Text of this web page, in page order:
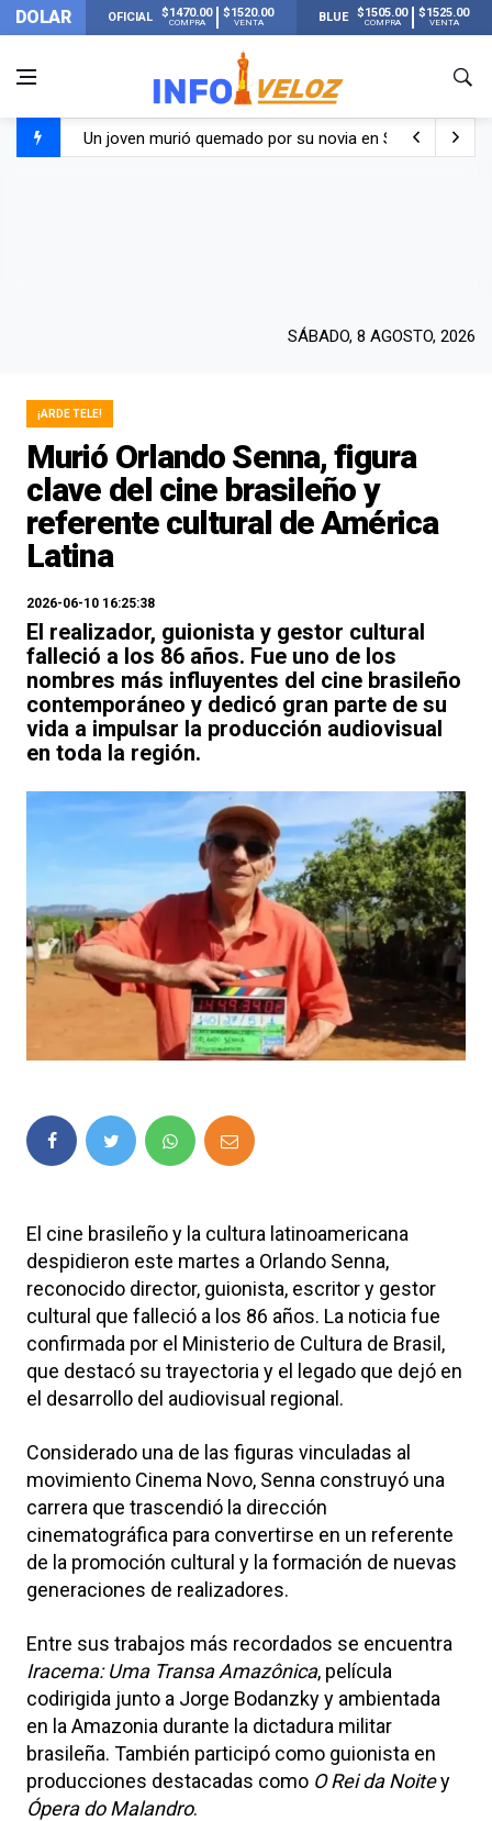
DOLAR OFICIAL $1470.00
COMPRA
$1520.00
VENTA BLUE $1505.00
COMPRA
$1525.00
VENTA
Un joven murió quemado por su novia en San Luis:
SÁBADO, 8 AGOSTO, 2026
¡ARDE TELE!
Murió Orlando Senna, figura
clave del cine brasileño y
referente cultural de América
Latina
2026-06-10 16:25:38
El realizador, guionista y gestor cultural
falleció a los 86 años. Fue uno de los
nombres más influyentes del cine brasileño
contemporáneo y dedicó gran parte de su
vida a impulsar la producción audiovisual
en toda la región.
El cine brasileño y la cultura latinoamericana
despidieron este martes a Orlando Senna,
reconocido director, guionista, escritor y gestor
cultural que falleció a los 86 años. La noticia fue
confirmada por el Ministerio de Cultura de Brasil,
que destacó su trayectoria y el legado que dejó en
el desarrollo del audiovisual regional.
Considerado una de las figuras vinculadas al
movimiento Cinema Novo, Senna construyó una
carrera que trascendió la dirección
cinematográfica para convertirse en un referente
de la promoción cultural y la formación de nuevas
generaciones de realizadores.
Entre sus trabajos más recordados se encuentra
Iracema: Uma Transa Amazônica, película
codirigida junto a Jorge Bodanzky y ambientada
en la Amazonia durante la dictadura militar
brasileña. También participó como guionista en
producciones destacadas como O Rei da Noitey
Ópera do Malandro.